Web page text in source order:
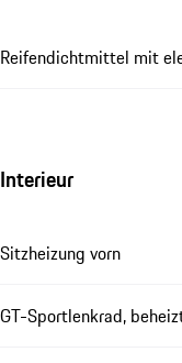
Reifendichtmittel mit
Interieur
Sitzheizung vorn
GT-Sportlenkrad,